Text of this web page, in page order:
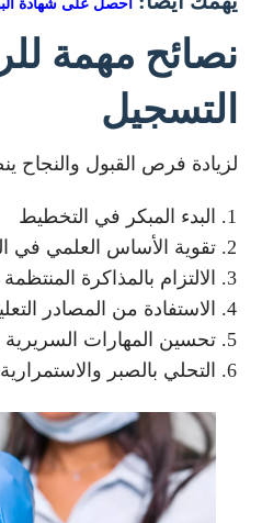
احصل على شهادة
نصائح مهمة
التسجيل
لزيادة فرص القبول والنجاح
البدء المبكر في التخطيط
تقوية الأساس العلمي في
الالتزام بالمذاكرة المنتظمة
الاستفادة من المصادر
تحسين المهارات
التحلي بالصبر والاستمرارية